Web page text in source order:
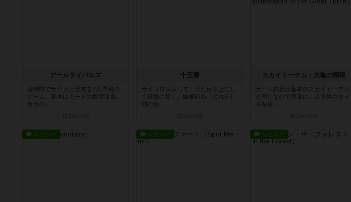
アールライバルズ
短時間でサクッと出来る2人専用の
ゲーム。基本はカードの数字勝負。
自分の...
十五賽
サイコロを振って、出た目を上にし
て碁盤に置く。縦横斜め、どれか1
列の合...
スカイトーテム：大亀の顕現
ゲーム内容は基本のスカイトーテム
と同じなので簡単に。立方体のタイ
ルを組...
レビュー レビュー レビュー